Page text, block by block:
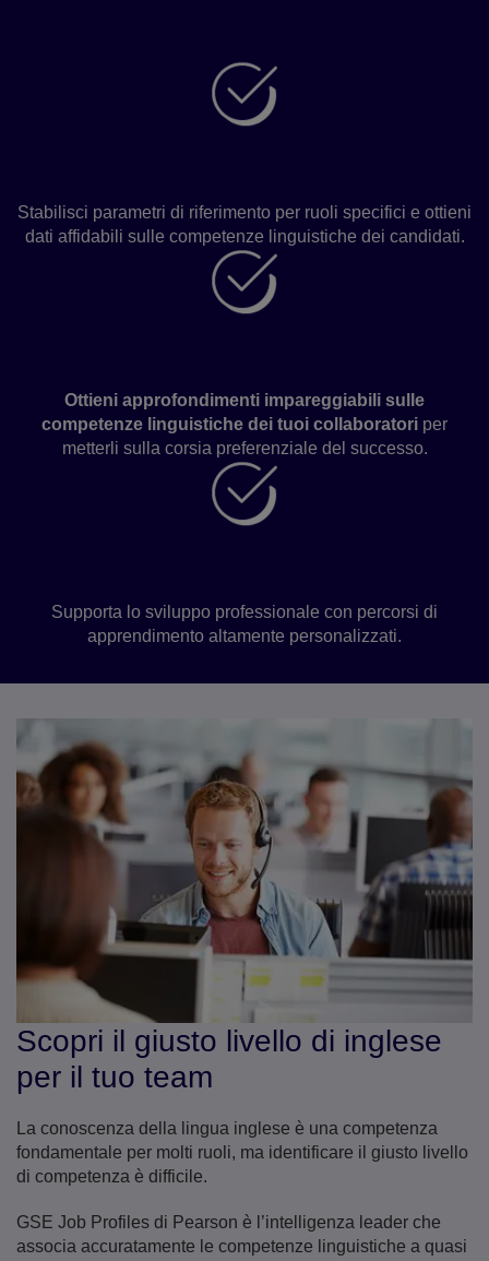
Stabilisci parametri di riferimento per ruoli specifici e ottieni
dati affidabili sulle competenze linguistiche dei candidati.
Ottieni approfondimenti impareggiabili sulle
competenze linguistiche dei tuoi collaboratori per
metterli sulla corsia preferenziale del successo.
Supporta lo sviluppo professionale con percorsi di
apprendimento altamente personalizzati.
Scopri il giusto livello di inglese
per il tuo team
La conoscenza della lingua inglese è una competenza
fondamentale per molti ruoli, ma identificare il giusto livello
di competenza è difficile.
GSE Job Profiles di Pearson è l’intelligenza leader che
associa accuratamente le competenze linguistiche a quasi